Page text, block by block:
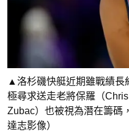
▲洛杉磯快艇近期雖戰績長
極尋求送走老將保羅（
Zubac）也被視為潛在籌碼
達志影像）